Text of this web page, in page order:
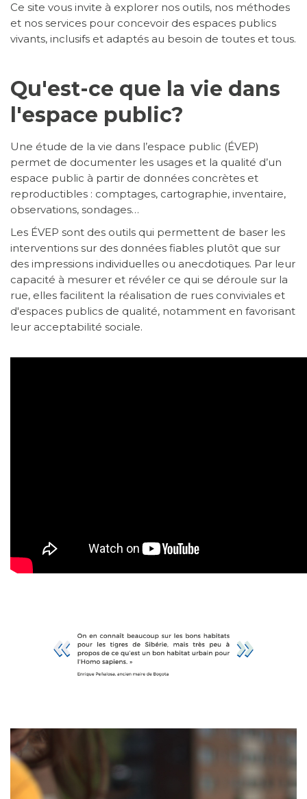
Ce site vous invite à explorer nos outils, nos méthodes
et nos services pour concevoir des espaces publics
vivants, inclusifs et adaptés au besoin de toutes et tous.
Qu'est-ce que la vie dans
l'espace public?
Une étude de la vie dans l’espace public (ÉVEP)
permet de documenter les usages et la qualité d’un
espace public à partir de données concrètes et
reproductibles : comptages, cartographie, inventaire,
observations, sondages…
Les ÉVEP sont des outils qui permettent de baser les
interventions sur des données fiables plutôt que sur
des impressions individuelles ou anecdotiques. Par leur
capacité à mesurer et révéler ce qui se déroule sur la
rue, elles facilitent la réalisation de rues conviviales et
d'espaces publics de qualité, notamment en favorisant
leur acceptabilité sociale.